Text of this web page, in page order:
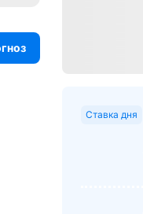
Ставка дня